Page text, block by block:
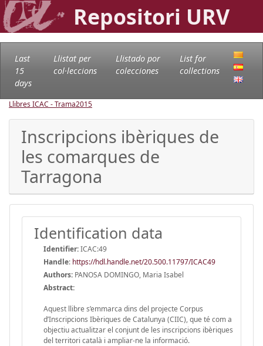
Repositori URV
Last
15
days
Llistat per
col·leccions
Llistado por
colecciones
List for
collections
Llibres ICAC - Trama2015
Inscripcions ibèriques de
les comarques de
Tarragona
Identification data
Identifier:ICAC:49
Handle: https://hdl.handle.net/20.500.11797/ICAC49
Authors: PANOSA DOMINGO, Maria Isabel
Abstract:
Aquest llibre s’emmarca dins del projecte Corpus
d’Inscripcions Ibèriques de Catalunya (CIIC), que té com a
objectiu actualitzar el conjunt de les inscripcions ibèriques
del territori català i ampliar-ne la informació.